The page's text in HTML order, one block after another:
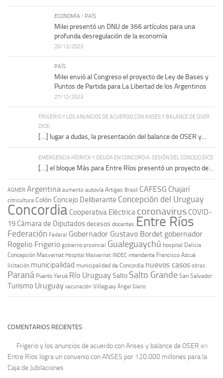
ECONOMÍA / PAÍS
Milei presentó un DNU de 366 artículos para una
profunda desregulación de la economía
20/12/2023
PAÍS
Milei envió al Congreso el proyecto de Ley de Bases y
Puntos de Partida para La Libertad de los Argentinos
27/12/2023
FRIGERIO Y LOS ANUNCIOS DE ACUERDO CON ANSES Y BALANCE DE OSER
DICE:
[…] lugar a dudas, la presentación del balance de OSER y...
EMERGENCIA HÍDRICA Y DEUDA EN CONCORDIA: SESIÓN DEL CONCEJO DICE:
[…] el bloque Más para Entre Ríos presentó un proyecto de...
AGMER Argentina aumento autovía Artigas Brasil CAFESG Chajarí
citricultura Colón Concejo Deliberante Concepción del Uruguay
Concordia Cooperativa Eléctrica coronavirus COVID-
19 Cámara de Diputadosdecesos docentes Entre Ríos
Federación Federal Gobernador Gustavo Bordet gobernador
Rogelio Frigerio gobierno provincial Gualeguaychú hospital Delicia
Concepción Masvernat Hospital Masvernat INDEC intendente Francisco Azcué
licitación municipalidad municipalidad de Concordia nuevos casos obras
Paraná Puerto Yeruá Río UruguaySalto Salto Grande San Salvador
Turismo Uruguay vacunación Villaguay Ángel Giano
COMENTARIOS RECIENTES
Frigerio y los anuncios de acuerdo con Anses y balance de OSER en
Entre Ríos logra un convenio con ANSES por 120.000 millones para la
Caja de Jubilaciones